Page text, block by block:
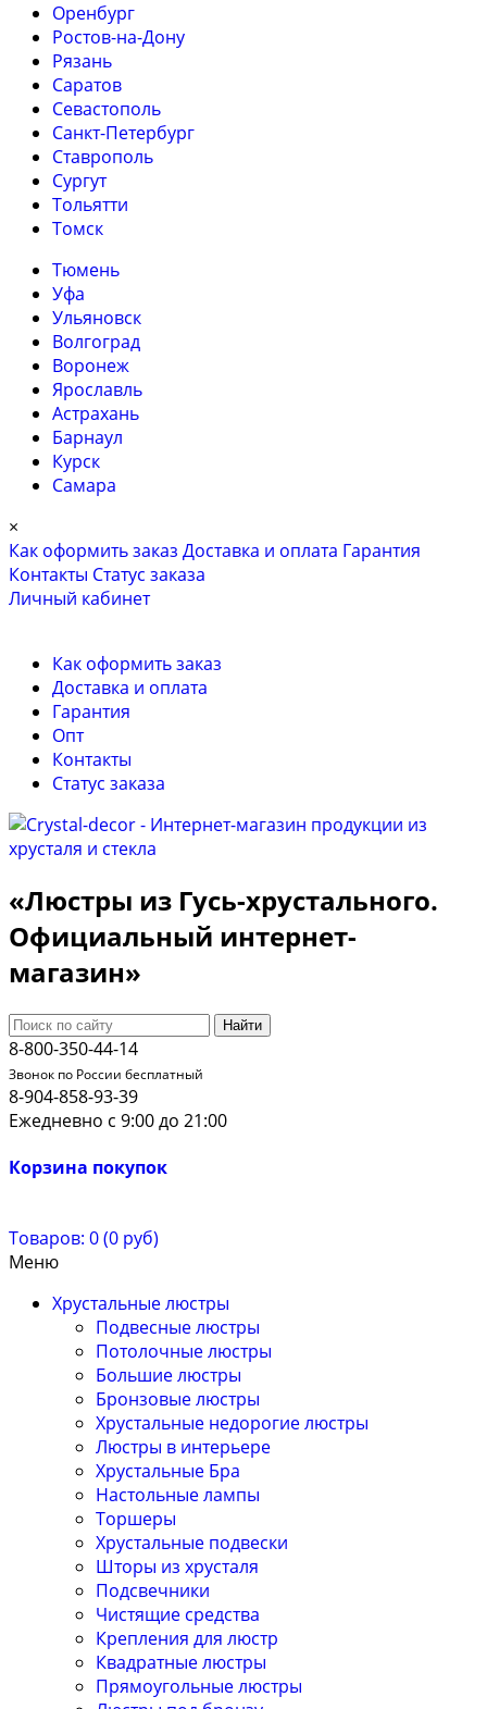
Оренбург
Ростов-на-Дону
Рязань
Саратов
Севастополь
Санкт-Петербург
Ставрополь
Сургут
Тольятти
Томск
Тюмень
Уфа
Ульяновск
Волгоград
Воронеж
Ярославль
Астрахань
Барнаул
Курск
Самара
×
Как оформить заказ Доставка и оплата Гарантия
Контакты Cтатус заказа
Личный кабинет
Как оформить заказ
Доставка и оплата
Гарантия
Опт
Контакты
Cтатус заказа
«Люстры из Гусь-хрустального.
Официальный интернет-
магазин»
Найти
8-800-350-44-14
Звонок по России бесплатный
8-904-858-93-39
Ежедневно с 9:00 до 21:00
Корзина покупок
Товаров: 0 (0 руб)
Меню
Хрустальные люстры
Подвесные люстры
Потолочные люстры
Большие люстры
Бронзовые люстры
Хрустальные недорогие люстры
Люстры в интерьере
Хрустальные Бра
Настольные лампы
Торшеры
Хрустальные подвески
Шторы из хрусталя
Подсвечники
Чистящие средства
Крепления для люстр
Квадратные люстры
Прямоугольные люстры